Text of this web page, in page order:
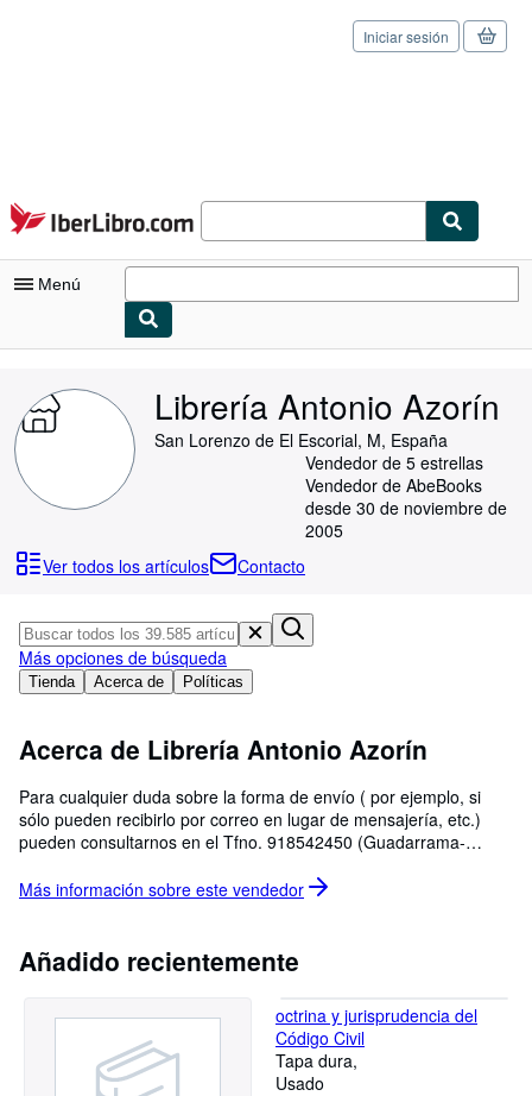
Pasar al contenido principal
IberLibro.com
Iniciar sesión
Menú
Consultar mis pedidos
Búsqueda avanzada
Libros antiguos
Arte y coleccionismo
Vendedores
Comenzar a vender
Ayuda
CERRAR
Librería Antonio Azorín
San Lorenzo de El Escorial, M, España
Vendedor de 5 estrellas
Vendedor de AbeBooks
desde 30 de noviembre de
2005
Ver todos los artículos
Contacto
Tienda Acerca de Políticas
Más opciones de búsqueda
Acerca de Librería Antonio Azorín
Para cualquier duda sobre la forma de envío ( por ejemplo, si
sólo pueden recibirlo por correo en lugar de mensajería, etc.)
pueden consultarnos en el Tfno. 918542450 (Guadarrama-
de su pedido.Cobro mediante VISA, Mastercard,Paypal o
Spain .
Más información sobre este vendedor
Añadido recientemente
octrina y jurisprudencia del
Código Civil
Tapa dura
Usado